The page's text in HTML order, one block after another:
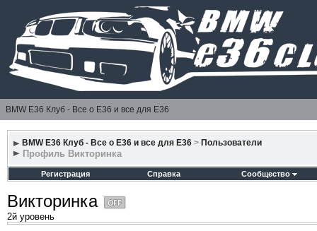
BMW E36 Клуб - Все о Е36 и все для Е36
BMW E36 Клуб - Все о Е36 и все для Е36 > Пользователи
Профиль Викторинка
Регистрация Справка Сообщество
Викторинка
2й уровень